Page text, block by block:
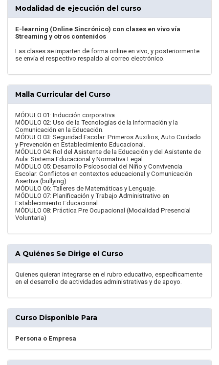
Modalidad de ejecución del curso
E-learning (Online Sincrónico) con clases en vivo vía
Streaming y otros contenidos
Las clases se imparten de forma online en vivo, y posteriormente
se envía el respectivo respaldo al correo electrónico.
Malla Curricular del Curso
MÓDULO 01: Inducción corporativa.
MÓDULO 02: Uso de la Tecnologías de la Información y la
Comunicación en la Educación.
MÓDULO 03: Seguridad Escolar: Primeros Auxilios, Auto Cuidado
y Prevención en Establecimiento Educacional.
MÓDULO 04: Rol del Asistente de la Educación y del Asistente de
Aula: Sistema Educacional y Normativa Legal.
MÓDULO 05: Desarrollo Psicosocial del Niño y Convivencia
Escolar: Conflictos en contextos educacional y Comunicación
Asertiva (bullying)
MÓDULO 06: Talleres de Matemáticas y Lenguaje.
MÓDULO 07: Planificación y Trabajo Administrativo en
Establecimiento Educacional.
MÓDULO 08: Práctica Pre Ocupacional (Modalidad Presencial
Voluntaria)
A Quiénes Se Dirige el Curso
Quienes quieran integrarse en el rubro educativo, específicamente
en el desarrollo de actividades administrativas y de apoyo.
Curso Disponible Para
Persona o Empresa